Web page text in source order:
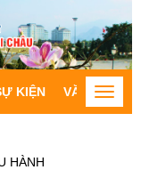
KIỆN VĂN BẢNToggle
HÀNH